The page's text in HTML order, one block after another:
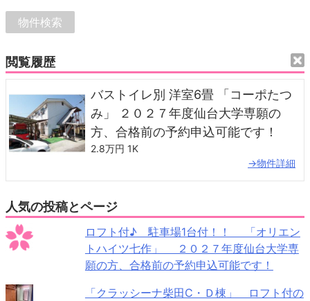
閲覧履歴
バストイレ別 洋室6畳 「コーポたつ
み」 ２０２７年度仙台大学専願の
方、合格前の予約申込可能です！
2.8万円 1K
→物件詳細
人気の投稿とページ
ロフト付♪ 駐車場1台付！！ 「オリエン
トハイツ七作」 ２０２７年度仙台大学専
願の方、合格前の予約申込可能です！
「クラッシーナ柴田C・Ｄ棟」 ロフト付の